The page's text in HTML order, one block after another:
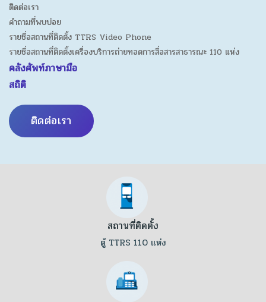
ติดต่อเรา
คำถามที่พบบ่อย
รายชื่อสถานที่ติดตั้ง TTRS Video Phone
รายชื่อสถานที่ติดตั้งเครื่องบริการถ่ายทอดการสื่อสารสาธารณะ 110 แห่ง
คลังศัพท์ภาษามือ
สถิติ
ติดต่อเรา
สถานที่ติดตั้ง
ตู้ TTRS 110 แห่ง